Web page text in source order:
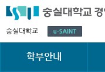
숭실대학교
학부안내